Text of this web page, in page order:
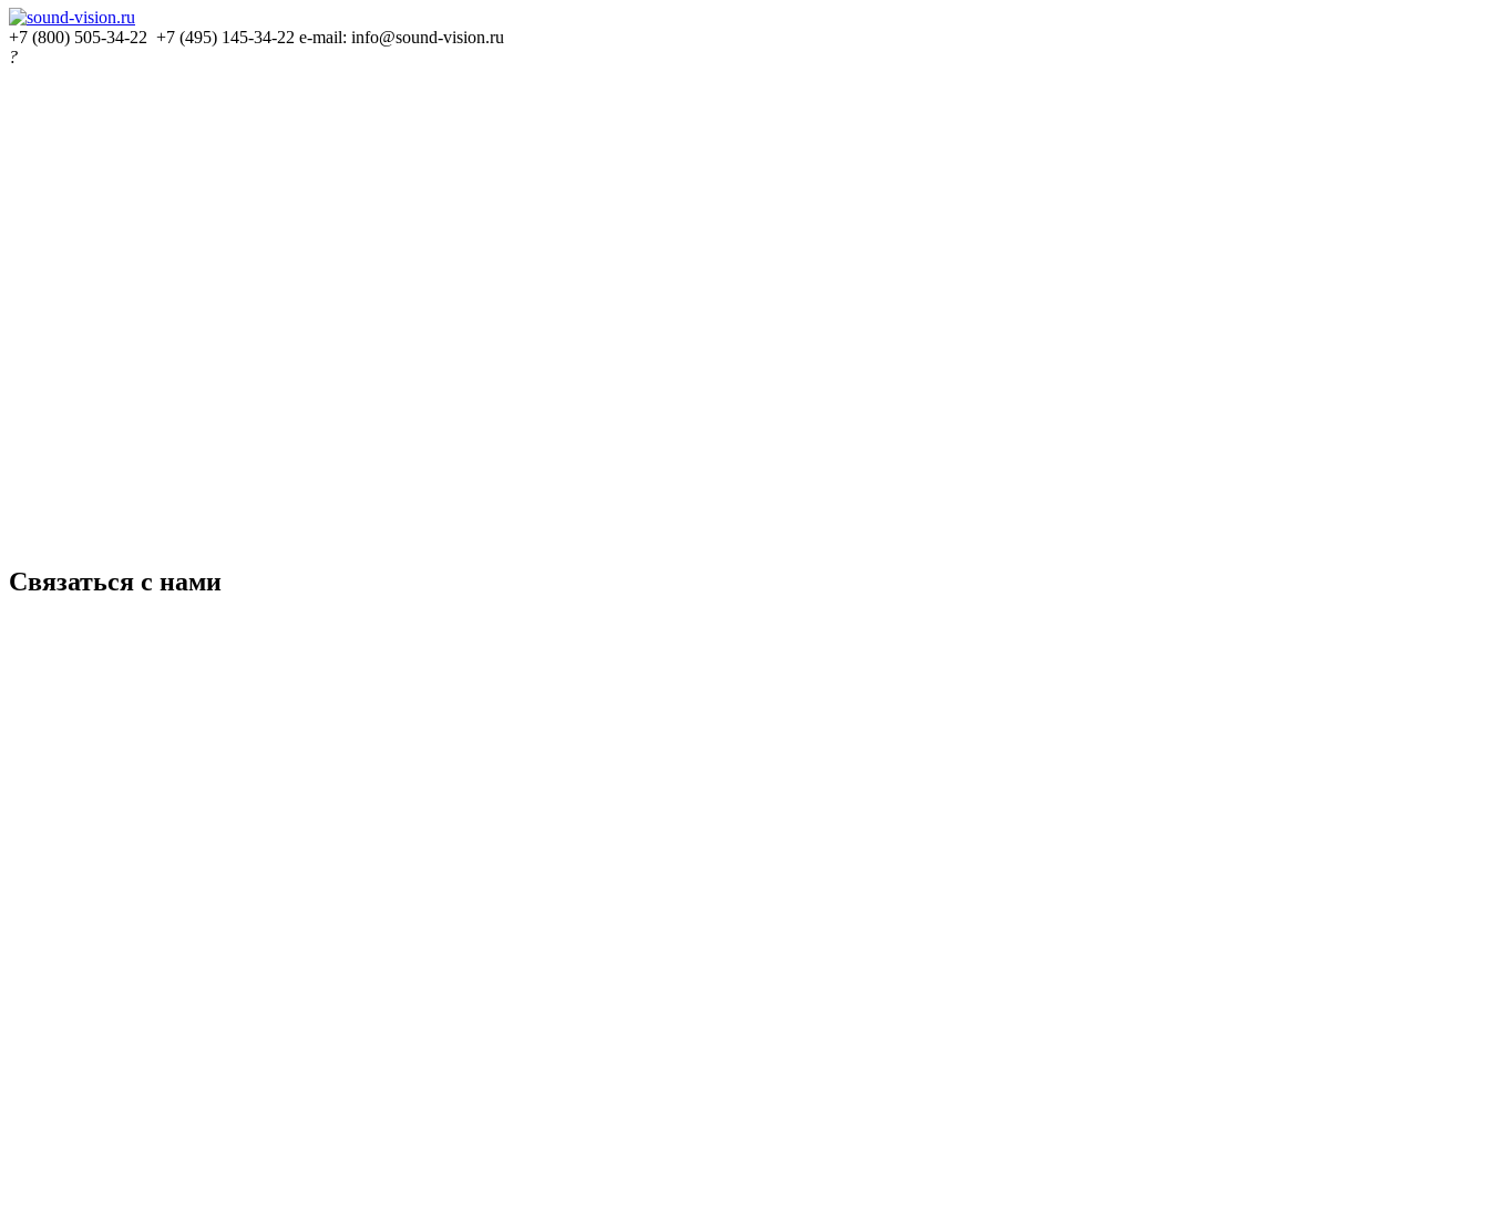
+7 (800) 505-34-22 +7 (495) 145-34-22 e-mail: info@sound-vision.ru
?
Связаться с нами